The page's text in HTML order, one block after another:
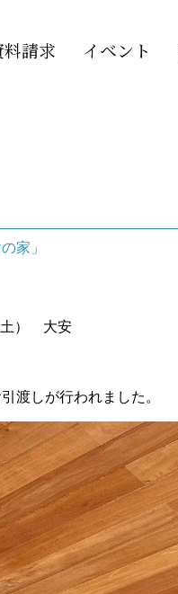
料請求 イベント
家」
土） 大安
渡しが行われました。